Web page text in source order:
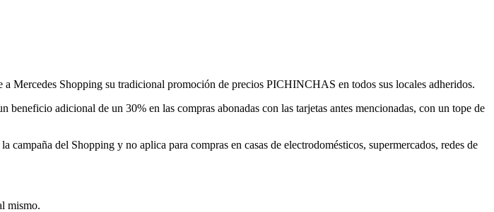
Mercedes Shopping su tradicional promoción de precios PICHINCHAS en todos sus locales adheridos.
adicional de un 30% en las compras abonadas con las tarjetas antes mencionadas, con un tope de
del Shopping y no aplica para compras en casas de electrodomésticos, supermercados, redes de
mismo.